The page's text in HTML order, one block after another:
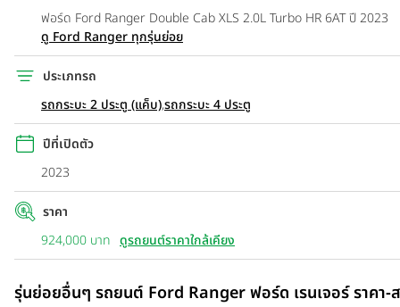
ฟอร์ด Ford Ranger Double Cab XLS 2.0L Turbo HR 6AT ปี 2023
ดู Ford Ranger ทุกรุ่นย่อย
ประเภทรถ
รถกระบะ 2 ประตู (แค็บ),รถกระบะ 4 ประตู
ปีที่เปิดตัว
2023
ราคา
924,000 บาท ดูรถยนต์ราคาใกล้เคียง
รุ่นย่อยอื่นๆ รถยนต์ Ford Ranger ฟอร์ด เรนเจอร์ ราคา-ส